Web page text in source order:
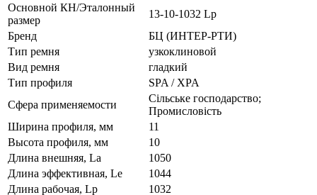
Основной КН/Эталонный
размер
13-10-1032 Lp
Бренд
БЦ (ИНТЕР-РТИ)
Тип ремня
узкоклиновой
Вид ремня
гладкий
Тип профиля
SPA / XPA
Сфера применяемости
Сільське господарство;
Промисловість
Ширина профиля, мм
11
Высота профиля, мм
10
Длина внешняя, La
1050
Длина эффективная, Le
1044
Длина рабочая, Lp
1032